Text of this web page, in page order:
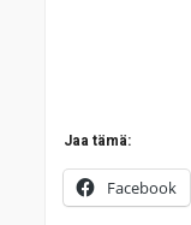
Jaa tämä:
Facebook